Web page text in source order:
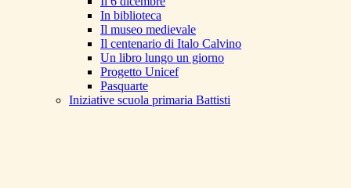
In biblioteca
Il museo medievale
Il centenario di Italo Calvino
Un libro lungo un giorno
Progetto Unicef
Pasquarte
Iniziative scuola primaria Battisti